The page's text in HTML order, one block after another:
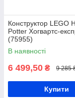
Конструктор LEGO
Potter Хогвартс-
(75955)
В наявності
6 499,50 ₴ 9 285
Купити